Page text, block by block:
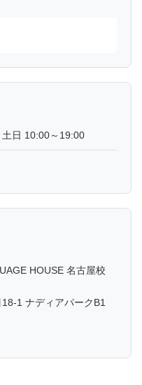
日 10:00～19:00
HOUSE 名古屋校
1 ナディアパークB1